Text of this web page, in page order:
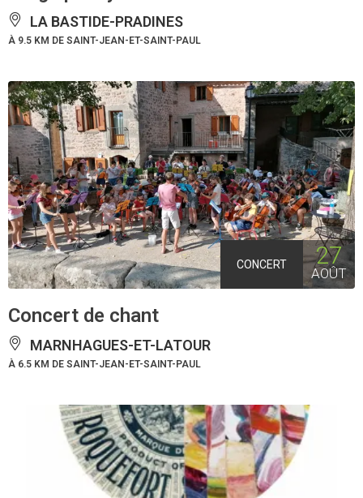
LA BASTIDE-PRADINES
À 9.5 KM DE SAINT-JEAN-ET-SAINT-PAUL
CONCERT 27
AOÛT
Concert de chant
MARNHAGUES-ET-LATOUR
À 6.5 KM DE SAINT-JEAN-ET-SAINT-PAUL